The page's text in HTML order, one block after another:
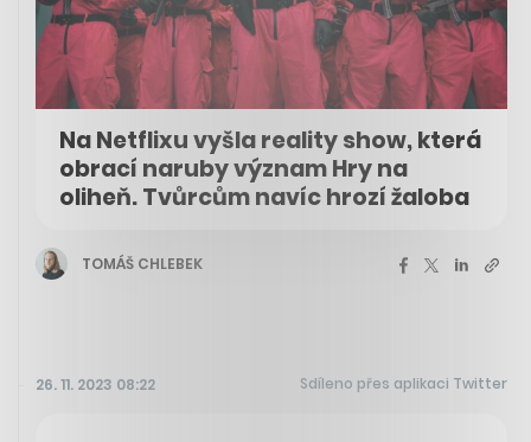
Na Netflixu vyšla reality show, která
obrací naruby význam Hry na
oliheň. Tvůrcům navíc hrozí žaloba
TOMÁŠ CHLEBEK
26. 11. 2023 08:22 Sdíleno přes aplikaci Twitter